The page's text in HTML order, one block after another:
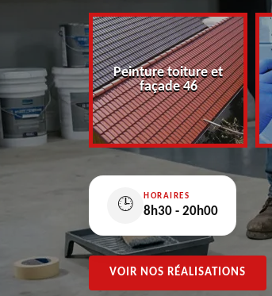
de façade
Peinture toiture et
façade 46
🕒
HORAIRES
8h30 - 20h00
VOIR NOS RÉALISATIONS